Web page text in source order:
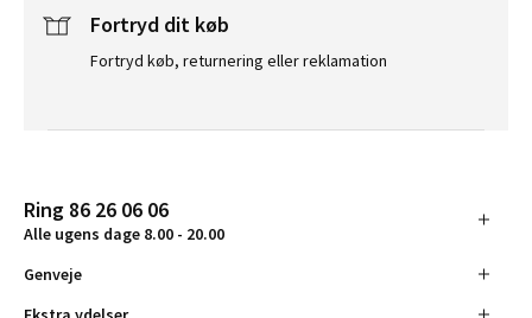
Fortryd dit køb
Fortryd køb, returnering eller reklamation
Ring 86 26 06 06
Alle ugens dage 8.00 - 20.00
Genveje